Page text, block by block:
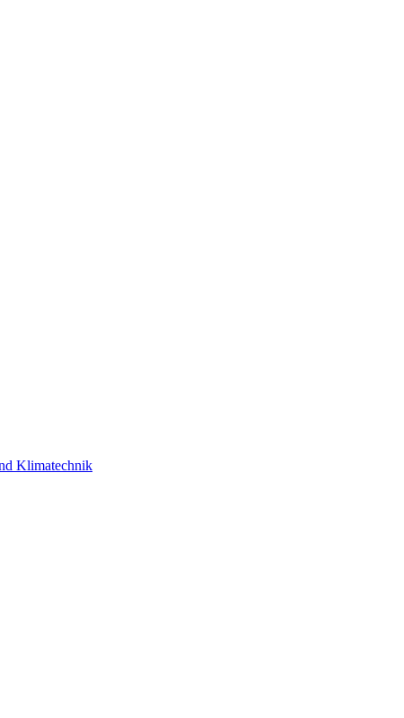
Klimatechnik